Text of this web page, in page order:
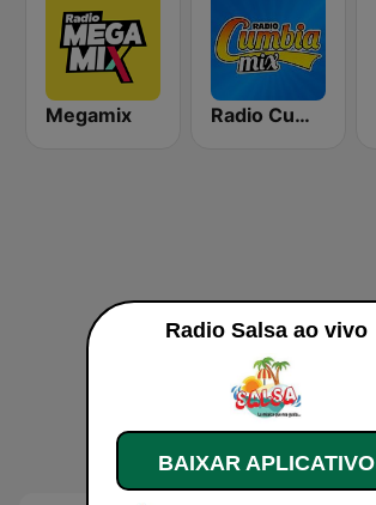
Megamix Radio Cumbia Mix
Radio Salsa ao vivo
BAIXAR APLICATIVO